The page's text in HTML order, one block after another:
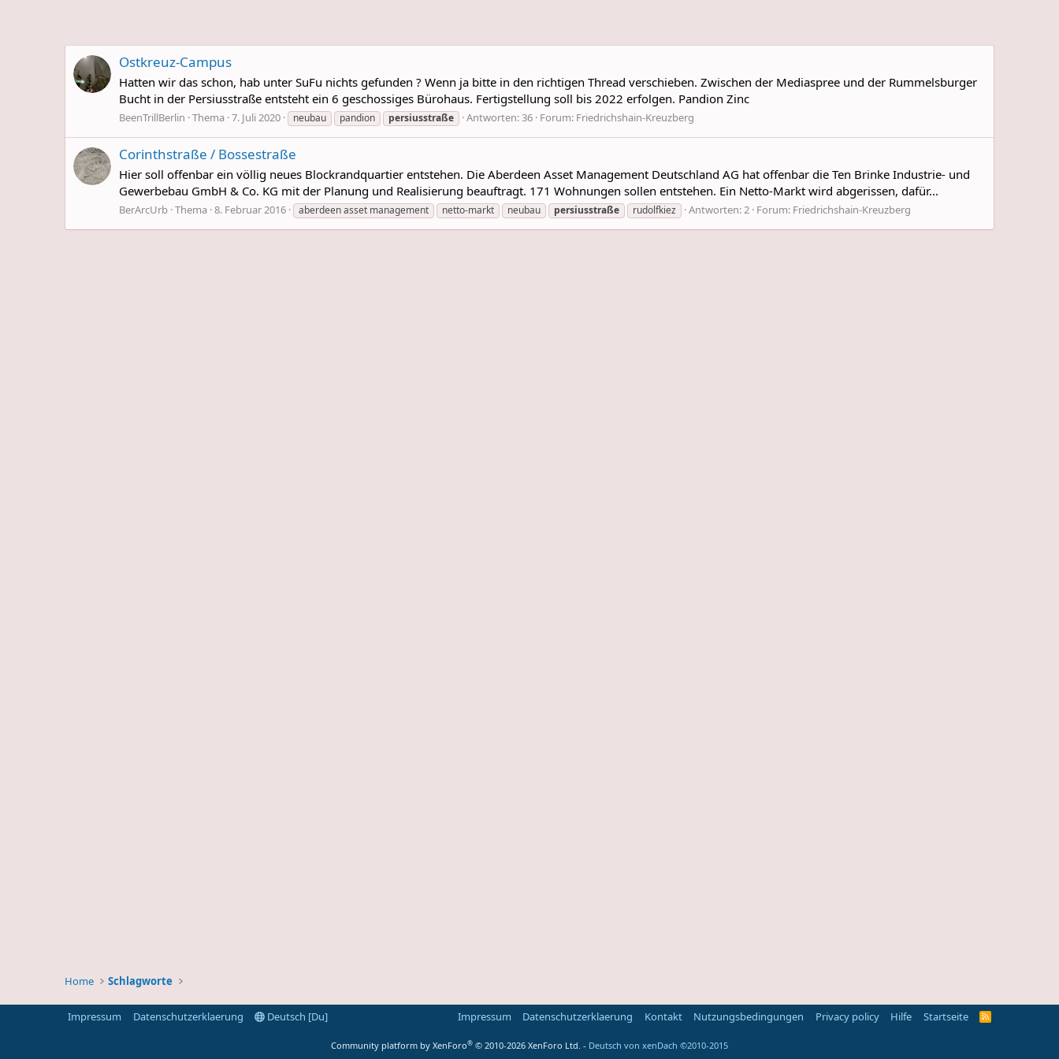
Ostkreuz-Campus
Hatten wir das schon, hab unter SuFu nichts gefunden ? Wenn ja bitte in den richtigen Thread verschieben. Zwischen der Mediaspree und der Rummelsburger
Bucht in der Persiusstraße entsteht ein 6 geschossiges Bürohaus. Fertigstellung soll bis 2022 erfolgen. Pandion Zinc
BeenTrillBerlin Thema 7. Juli 2020 neubau pandion persiusstraße Antworten: 36 Forum: Friedrichshain-Kreuzberg
Corinthstraße / Bossestraße
Hier soll offenbar ein völlig neues Blockrandquartier entstehen. Die Aberdeen Asset Management Deutschland AG hat offenbar die Ten Brinke Industrie- und
Gewerbebau GmbH & Co. KG mit der Planung und Realisierung beauftragt. 171 Wohnungen sollen entstehen. Ein Netto-Markt wird abgerissen, dafür...
BerArcUrb Thema 8. Februar 2016 aberdeen asset management netto-markt neubau persiusstraße rudolfkiez Antworten: 2 Forum: Friedrichshain-Kreuzberg
Home Schlagworte
Impressum Datenschutzerklaerung Deutsch [Du] Impressum Datenschutzerklaerung Kontakt Nutzungsbedingungen Privacy policy Hilfe Startseite
R
Community platform by XenForo® © 2010-2026 XenForo Ltd. - Deutsch von xenDach ©2010-2015